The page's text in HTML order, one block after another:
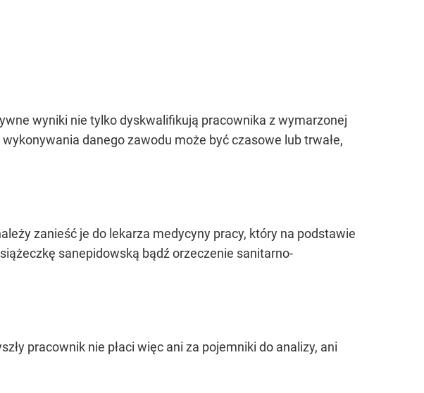
wyniki nie tylko dyskwalifikują pracownika z wymarzonej
danego zawodu może być czasowe lub trwałe,
zanieść je do lekarza medycyny pracy, który na podstawie
sanepidowską bądź orzeczenie sanitarno-
pracownik nie płaci więc ani za pojemniki do analizy, ani